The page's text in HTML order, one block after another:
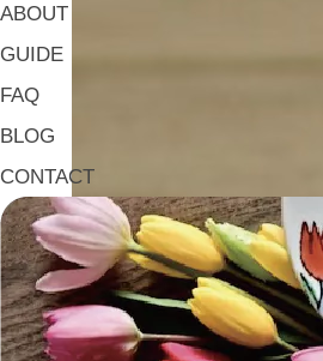
ABOUT
GUIDE
FAQ
BLOG
CONTACT